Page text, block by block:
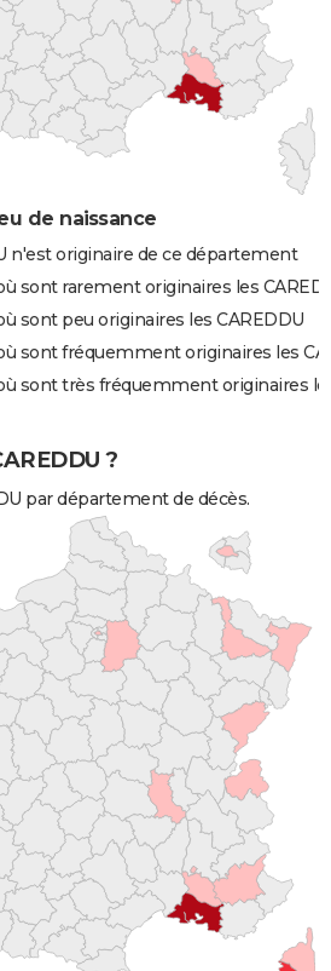
de naissance
n'est originaire de ce département
sont rarement originaires les
sont peu originaires les CAREDDU
sont fréquemment originaires les
sont très fréquemment originaires
?
par département de décès.